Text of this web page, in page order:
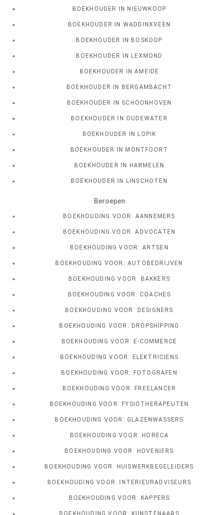
BOEKHOUDER IN NIEUWKOOP
BOEKHOUDER IN WADDINXVEEN
BOEKHOUDER IN BOSKOOP
BOEKHOUDER IN LEXMOND
BOEKHOUDER IN AMEIDE
BOEKHOUDER IN BERGAMBACHT
BOEKHOUDER IN SCHOONHOVEN
BOEKHOUDER IN OUDEWATER
BOEKHOUDER IN LOPIK
BOEKHOUDER IN MONTFOORT
BOEKHOUDER IN HARMELEN
BOEKHOUDER IN LINSCHOTEN
Beroepen
BOEKHOUDING VOOR: AANNEMERS
BOEKHOUDING VOOR: ADVOCATEN
BOEKHOUDING VOOR: ARTSEN
BOEKHOUDING VOOR: AUTOBEDRIJVEN
BOEKHOUDING VOOR: BAKKERS
BOEKHOUDING VOOR: COACHES
BOEKHOUDING VOOR: DESIGNERS
BOEKHOUDING VOOR: DROPSHIPPING
BOEKHOUDING VOOR: E-COMMERCE
BOEKHOUDING VOOR: ELEKTRICIENS
BOEKHOUDING VOOR: FOTOGRAFEN
BOEKHOUDING VOOR: FREELANCER
BOEKHOUDING VOOR: FYSIOTHERAPEUTEN
BOEKHOUDING VOOR: GLAZENWASSERS
BOEKHOUDING VOOR: HORECA
BOEKHOUDING VOOR: HOVENIERS
BOEKHOUDING VOOR: HUISWERKBEGELEIDERS
BOEKHOUDING VOOR: INTERIEURADVISEURS
BOEKHOUDING VOOR: KAPPERS
BOEKHOUDING VOOR: KUNSTENAARS